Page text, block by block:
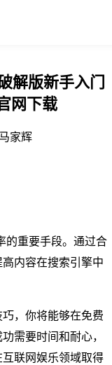
解版新手入门
网下载
马家辉
的重要手段。通过合
内容在搜索引擎中
，你将能够在免费
需要时间和耐心，
联网娱乐领域取得